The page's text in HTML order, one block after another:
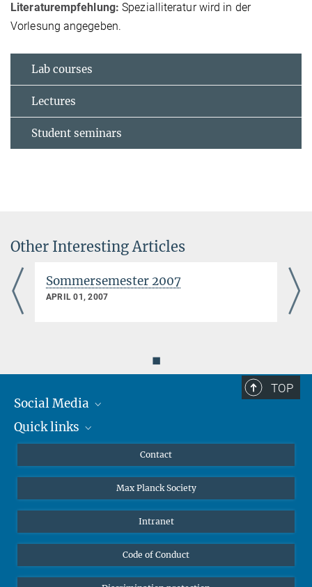
Literaturempfehlung: Spezialliteratur wird in der
Vorlesung angegeben.
Lab courses
Lectures
Student seminars
Other Interesting Articles
Sommersemester 2007
APRIL 01, 2007
◼
TOP
Social Media
Mastodon
Quick links
Undergraduates
High school students
Public
Alumnae | Alumni
Contact
Max Planck Society
Intranet
Code of Conduct